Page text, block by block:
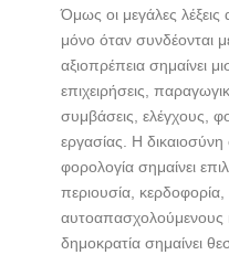
Όμως οι μεγάλες
μόνο όταν συνδέονται
αξιοπρέπεια σημαίνει
επιχειρήσεις,
συμβάσεις, ελέγχους,
εργασίας. Η δικαιοσύνη
φορολογία σημαίνει
περιουσία, κερδοφορία,
αυτοαπασχολούμενους
δημοκρατία σημαίνει